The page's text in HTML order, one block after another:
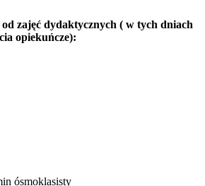
zajęć dydaktycznych ( w tych dniach
opiekuńcze):
ósmoklasisty